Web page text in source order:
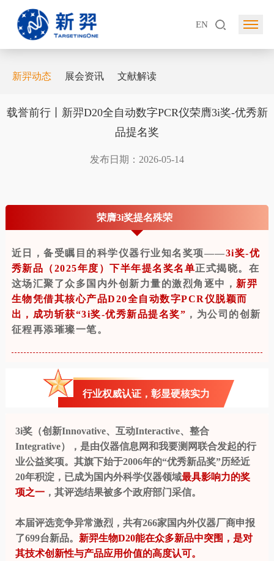
EN
新羿动态 展会资讯 文献解读
载誉前行丨新羿D20全自动数字PCR仪荣膺3i奖-优秀新
品提名奖
发布日期：2026-05-14
荣膺3i奖提名殊荣
近日，备受瞩目的科学仪器行业知名奖项——3i奖-优
秀新品（2025年度）下半年提名奖名单正式揭晓。在
这场汇聚了众多国内外创新力量的激烈角逐中， 新羿
生物凭借其核心产品D20全自动数字PCR仪脱颖而
出，成功斩获“3i奖-优秀新品提名奖” ，为公司的创新
征程再添璀璨一笔。
行业权威认证，彰显硬核实力
3i奖（创新Innovative、互动Interactive、整合
Integrative），是由仪器信息网和我要测网联合发起的行
业公益奖项。其旗下始于2006年的“优秀新品奖”历经近
20年积淀，已成为国内外科学仪器领域最具影响力的奖
项之一，其评选结果被多个政府部门采信。
本届评选竞争异常激烈，共有266家国内外仪器厂商申报
了699台新品。 新羿生物D20能在众多新品中突围，是对
其技术创新性与产品应用价值的高度认可。